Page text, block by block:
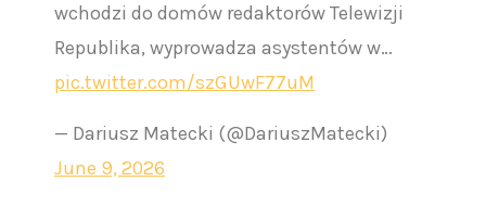
wchodzi do domów redaktorów Telewizji
Republika, wyprowadza asystentów w…
pic.twitter.com/szGUwF77uM
— Dariusz Matecki (@DariuszMatecki)
June 9, 2026